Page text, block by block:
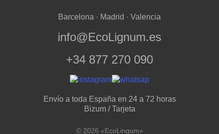
Barcelona · Madrid · Valencia
info@EcoLignum.es
+34 877 270 090
Envío a toda España en 24 a 72 horas
Bizum / Tarjeta
© 2026 «EcoLingum»